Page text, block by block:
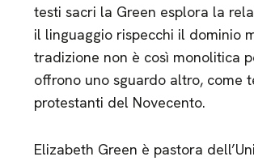
testi sacri la Green esplora la
il linguaggio rispecchi il dominio
tradizione non è così monolitica
offrono uno sguardo altro, come
protestanti del Novecento.
Elizabeth Green è pastora